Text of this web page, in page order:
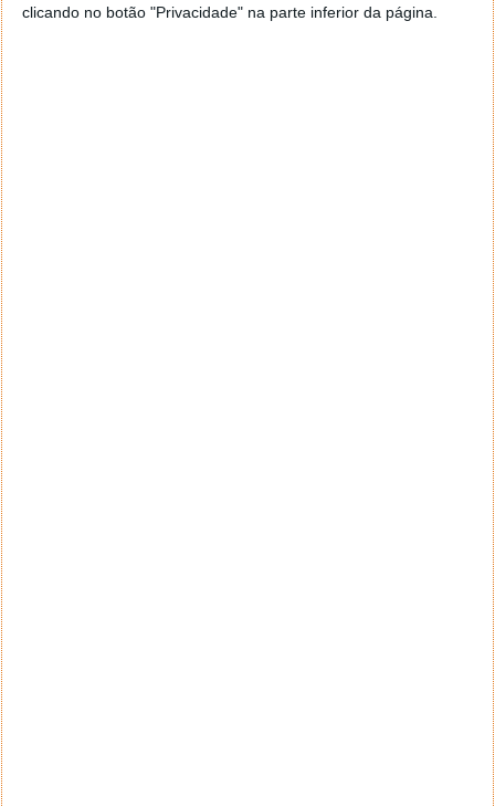
clicando no botão "Privacidade" na parte inferior da página.